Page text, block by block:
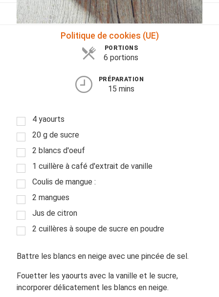
Mes livres
Politique de cookies (UE)
PORTIONS
6 portions
PRÉPARATION
15 mins
4 yaourts
20 g de sucre
2 blancs d'oeuf
1 cuillère à café d'extrait de vanille
Coulis de mangue :
2 mangues
Jus de citron
2 cuillères à soupe de sucre en poudre
Battre les blancs en neige avec une pincée de sel.
Fouetter les yaourts avec la vanille et le sucre,
incorporer délicatement les blancs en neige.